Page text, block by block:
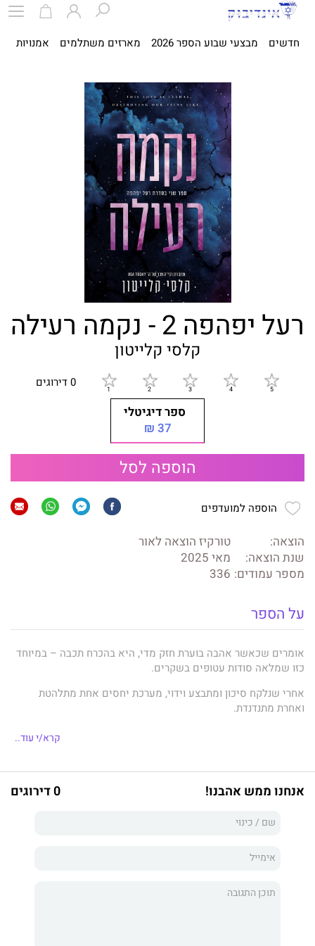
חדשים מבצעי שבוע הספר 2026 מארזים משתלמים אמנויות
רעל יפהפה 2 - נקמה רעילה
קלסי קלייטון
0 דירוגים
ספר דיגיטלי
37 ₪
הוספה לסל
הוספה למועדפים
הוצאה:
טורקיז הוצאה לאור
שנת הוצאה:
מאי 2025
מספר עמודים: 336
על הספר
אומרים שכאשר אהבה בוערת חזק מדי, היא בהכרח תכבה – במיוחד
כזו שמלאה סודות עטופים בשקרים.
אחרי שנלקח סיכון ומתבצע וידוי, מערכת יחסים אחת מתלהטת
ואחרת מתנדנדת.
כשהכול נשען על אדמה רועדת, אנחנו מוצאים את היציבות שאנחנו
ההגנות מוסרות והאמון שב למקומו, אבל כל פגיעות כוללת בתוכה צד
של חולשה,
ואנחנו נעשה את כל מה שצריך כדי להגן על מה ששלנו – גם אם
קרא/י עוד..
אנחנו ממש אהבנו! 0 דירוגים